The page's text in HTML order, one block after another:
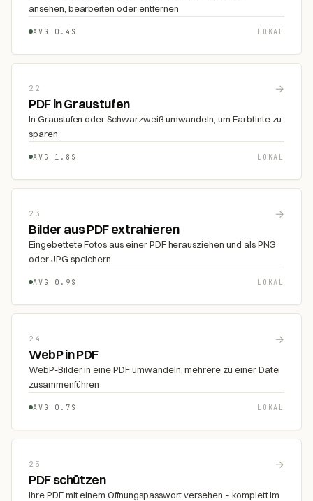
ansehen, bearbeiten oder entfernen
AVG 0.4S LOKAL
22 →
PDF in Graustufen
In Graustufen oder Schwarzweiß umwandeln, um Farbtinte zu
sparen
AVG 1.8S LOKAL
23 →
Bilder aus PDF extrahieren
Eingebettete Fotos aus einer PDF herausziehen und als PNG
oder JPG speichern
AVG 0.9S LOKAL
24 →
WebP in PDF
WebP-Bilder in eine PDF umwandeln, mehrere zu einer Datei
zusammenführen
AVG 0.7S LOKAL
25 →
PDF schützen
Ihre PDF mit einem Öffnungspasswort versehen – komplett im